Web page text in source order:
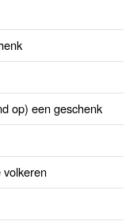
op) een geschenk
volkeren